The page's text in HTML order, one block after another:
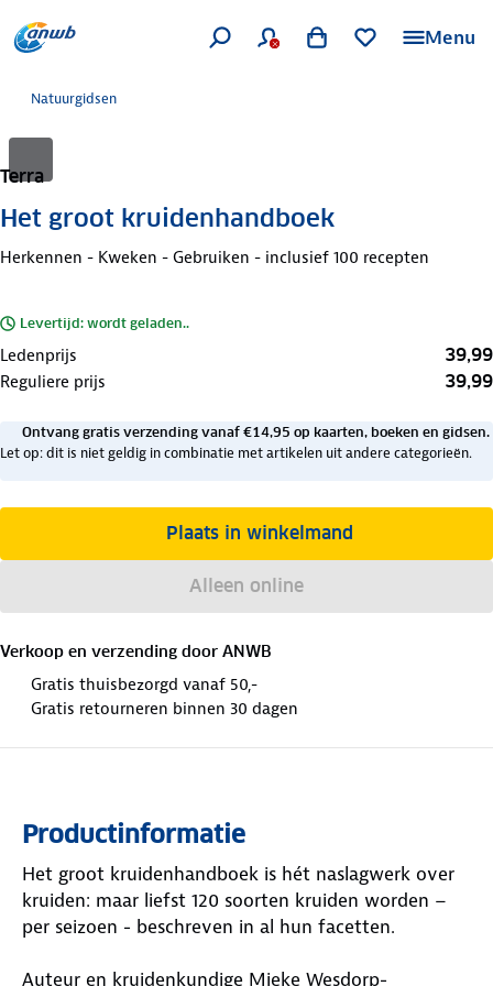
Menu
Natuurgidsen
Terra
Het groot kruidenhandboek
Herkennen - Kweken - Gebruiken - inclusief 100 recepten
Levertijd: wordt geladen..
Ledenprijs 39,99
Reguliere prijs 39,99
Ontvang gratis verzending vanaf €14,95 op kaarten, boeken en gidsen.
Let op: dit is niet geldig in combinatie met artikelen uit andere categorieën.
Plaats in winkelmand
Alleen online
Verkoop en verzending door ANWB
Gratis thuisbezorgd vanaf 50,-
Gratis retourneren binnen 30 dagen
Productinformatie
Het groot kruidenhandboek is hét naslagwerk over
kruiden: maar liefst 120 soorten kruiden worden –
per seizoen - beschreven in al hun facetten.
Auteur en kruidenkundige Mieke Wesdorp-